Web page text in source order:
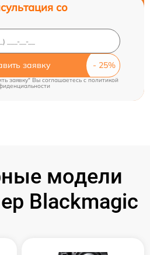
со
заявку
заявку" Вы соглашаетесь c политикой
модели
Blackmagic